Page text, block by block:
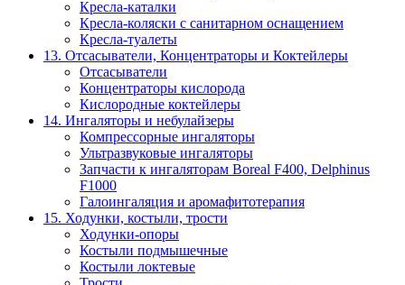
Кресла-каталки
Кресла-коляски с санитарном оснащением
Кресла-туалеты
13. Отсасыватели, Концентраторы и Коктейлеры
Отсасыватели
Концентраторы кислорода
Кислородные коктейлеры
14. Ингаляторы и небулайзеры
Компрессорные ингаляторы
Ультразвуковые ингаляторы
Запчасти к ингаляторам Boreal F400, Delphinus
F1000
Галоингаляция и аромафитотерапия
15. Ходунки, костыли, трости
Ходунки-опоры
Костыли подмышечные
Костыли локтевые